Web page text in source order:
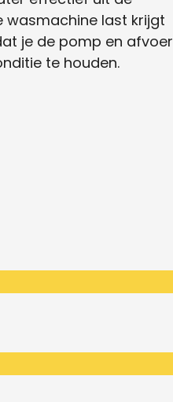
last krijgt
je de pomp en afvoer
te houden.